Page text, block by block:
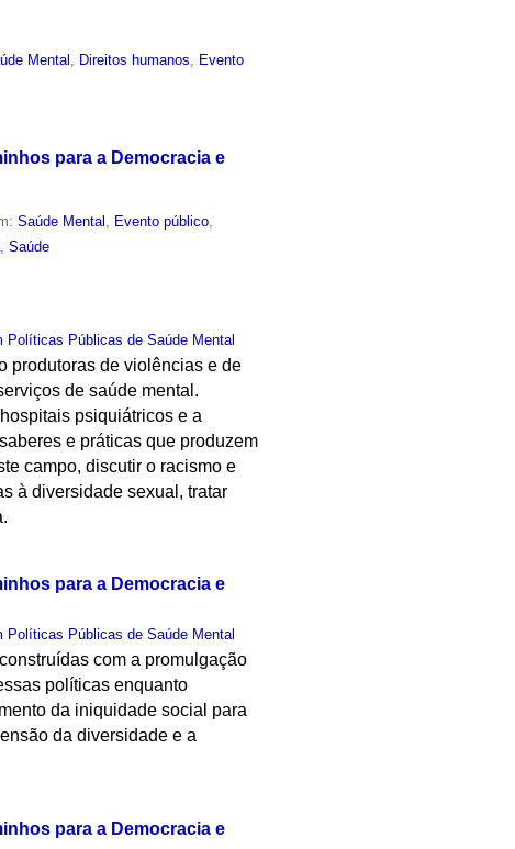
Mental , Direitos humanos, Evento
para a Democracia e
Saúde Mental Evento público
,Saúde
Políticas Públicas de Saúde Mental
produtoras de violências e de
de saúde mental.
psiquiátricos e a
e práticas que produzem
campo, discutir o racismo e
à diversidade sexual, tratar
para a Democracia e
Políticas Públicas de Saúde Mental
com a promulgação
políticas enquanto
da iniquidade social para
da diversidade e a
para a Democracia e